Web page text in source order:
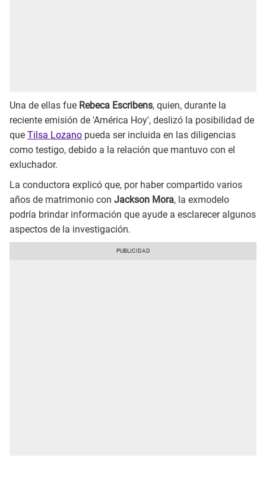
Una de ellas fue Rebeca Escribens, quien, durante la
reciente emisión de 'América Hoy', deslizó la posibilidad de
que Tilsa Lozano pueda ser incluida en las diligencias
como testigo, debido a la relación que mantuvo con el
exluchador.
La conductora explicó que, por haber compartido varios
años de matrimonio con Jackson Mora, la exmodelo
podría brindar información que ayude a esclarecer algunos
aspectos de la investigación.